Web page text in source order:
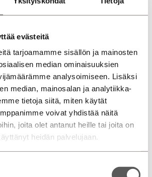
evästeitä
tarjoamamme sisällön ja mainosten
median ominaisuuksien
analysoimiseen. Lisäksi
median, mainosalan ja analytiikka-
tietoja siitä, miten käytät
voivat yhdistää näitä
joita olet antanut heille tai joita on
heidän palvelujaan.
myynti
Hyötyautot myynti
myynti